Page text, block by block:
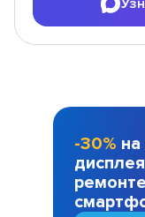
-30%
ремонте